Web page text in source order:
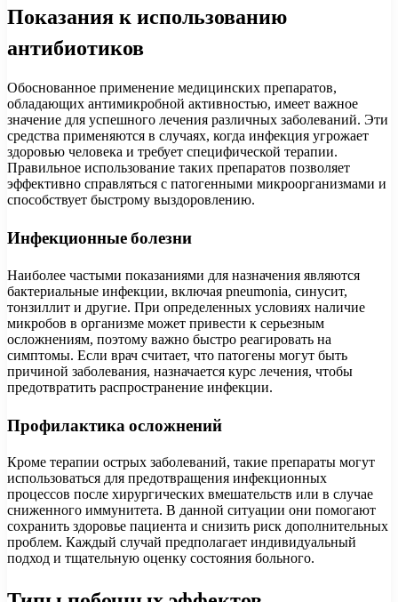
Показания к использованию
антибиотиков
Обоснованное применение медицинских препаратов,
обладающих антимикробной активностью, имеет важное
значение для успешного лечения различных заболеваний. Эти
средства применяются в случаях, когда инфекция угрожает
здоровью человека и требует специфической терапии.
Правильное использование таких препаратов позволяет
эффективно справляться с патогенными микроорганизмами и
способствует быстрому выздоровлению.
Инфекционные болезни
Наиболее частыми показаниями для назначения являются
бактериальные инфекции, включая pneumonia, синусит,
тонзиллит и другие. При определенных условиях наличие
микробов в организме может привести к серьезным
осложнениям, поэтому важно быстро реагировать на
симптомы. Если врач считает, что патогены могут быть
причиной заболевания, назначается курс лечения, чтобы
предотвратить распространение инфекции.
Профилактика осложнений
Кроме терапии острых заболеваний, такие препараты могут
использоваться для предотвращения инфекционных
процессов после хирургических вмешательств или в случае
сниженного иммунитета. В данной ситуации они помогают
сохранить здоровье пациента и снизить риск дополнительных
проблем. Каждый случай предполагает индивидуальный
подход и тщательную оценку состояния больного.